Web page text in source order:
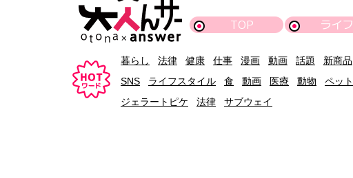
TOP ライフ
暮らし 法律 健康 仕事 漫画 動画 話題 新商品
SNS
ライフスタイル 食 動画 医療 動物 ペット
ジェラートピケ
法律 サブウェイ